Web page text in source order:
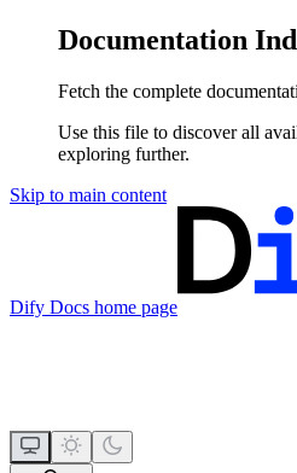
Documentation
Fetch the complete
Use this file to discover all
exploring further.
Skip to main content
Dify Docs home page